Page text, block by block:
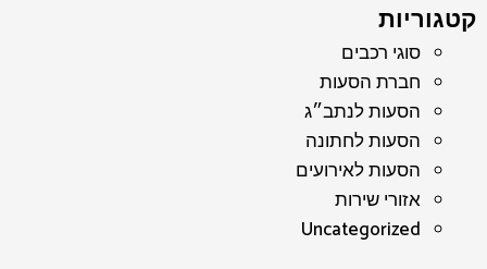
קטגוריות
סוגי רכבים
חברת הסעות
הסעות לנתב״ג
הסעות לחתונה
הסעות לאירועים
אזורי שירות
Uncategorized